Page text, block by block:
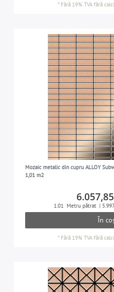
* Fără 19% TVAfără
Mozaic metalic din cupru ALLOY
1,01 m2
1.01 Metru pătrat |
În
* Fără 19% TVAfără